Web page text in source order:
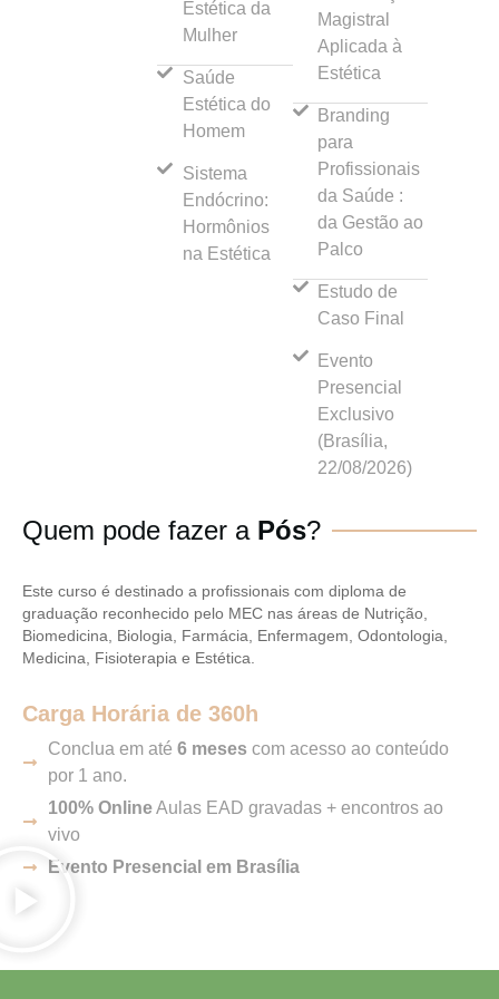
Estética da
Mulher
Saúde
Estética do
Homem
Sistema
Endócrino:
Hormônios
na Estética
Magistral
Aplicada à
Estética
Branding
para
Profissionais
da Saúde :
da Gestão ao
Palco
Estudo de
Caso Final
Evento
Presencial
Exclusivo
(Brasília,
22/08/2026)
Quem pode fazer a Pós?
Este curso é destinado a profissionais com diploma de
graduação reconhecido pelo MEC nas áreas de Nutrição,
Biomedicina, Biologia, Farmácia, Enfermagem, Odontologia,
Medicina, Fisioterapia e Estética.
Carga Horária de 360h
Conclua em até 6 meses com acesso ao conteúdo
por 1 ano.
100% OnlineAulas EAD gravadas + encontros ao
vivo
Evento Presencial em Brasília